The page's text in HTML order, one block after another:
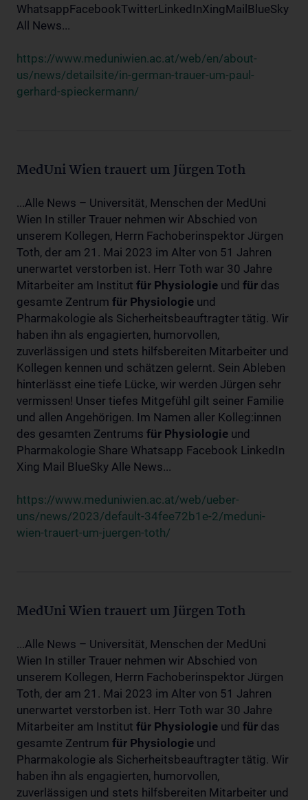
WhatsappFacebookTwitterLinkedInXingMailBlueSky
All News...
https://www.meduniwien.ac.at/web/en/about-
us/news/detailsite/in-german-trauer-um-paul-
gerhard-spieckermann/
MedUni Wien trauert um Jürgen Toth
...Alle News – Universität, Menschen der MedUni
Wien In stiller Trauer nehmen wir Abschied von
unserem Kollegen, Herrn Fachoberinspektor Jürgen
Toth, der am 21. Mai 2023 im Alter von 51 Jahren
unerwartet verstorben ist. Herr Toth war 30 Jahre
Mitarbeiter am Institut für Physiologie und für das
gesamte Zentrum für Physiologie und
Pharmakologie als Sicherheitsbeauftragter tätig. Wir
haben ihn als engagierten, humorvollen,
zuverlässigen und stets hilfsbereiten Mitarbeiter und
Kollegen kennen und schätzen gelernt. Sein Ableben
hinterlässt eine tiefe Lücke, wir werden Jürgen sehr
vermissen! Unser tiefes Mitgefühl gilt seiner Familie
und allen Angehörigen. Im Namen aller Kolleg:innen
des gesamten Zentrums für Physiologie und
Pharmakologie Share Whatsapp Facebook LinkedIn
Xing Mail BlueSky Alle News...
https://www.meduniwien.ac.at/web/ueber-
uns/news/2023/default-34fee72b1e-2/meduni-
wien-trauert-um-juergen-toth/
MedUni Wien trauert um Jürgen Toth
...Alle News – Universität, Menschen der MedUni
Wien In stiller Trauer nehmen wir Abschied von
unserem Kollegen, Herrn Fachoberinspektor Jürgen
Toth, der am 21. Mai 2023 im Alter von 51 Jahren
unerwartet verstorben ist. Herr Toth war 30 Jahre
Mitarbeiter am Institut für Physiologie und für das
gesamte Zentrum für Physiologie und
Pharmakologie als Sicherheitsbeauftragter tätig. Wir
haben ihn als engagierten, humorvollen,
zuverlässigen und stets hilfsbereiten Mitarbeiter und